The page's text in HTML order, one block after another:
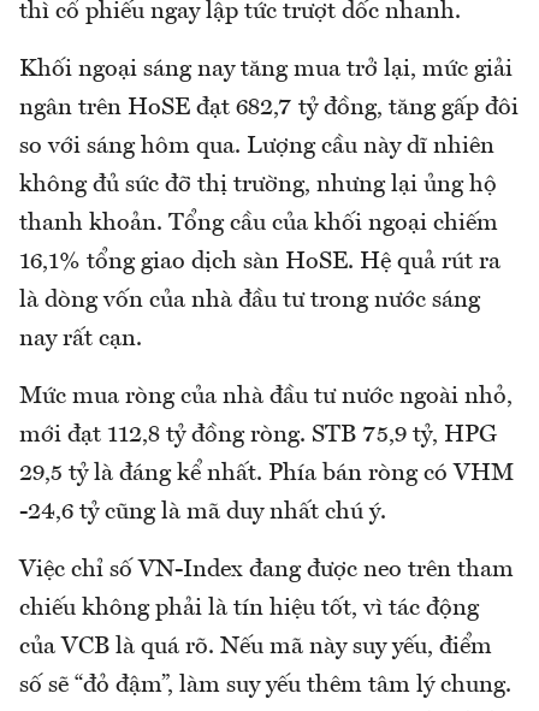
thì cổ phiếu ngay lập tức trượt dốc nhanh.
Khối ngoại sáng nay tăng mua trở lại, mức giải
ngân trên HoSE đạt 682,7 tỷ đồng, tăng gấp đôi
so với sáng hôm qua. Lượng cầu này dĩ nhiên
không đủ sức đỡ thị trường, nhưng lại ủng hộ
thanh khoản. Tổng cầu của khối ngoại chiếm
16,1% tổng giao dịch sàn HoSE. Hệ quả rút ra
là dòng vốn của nhà đầu tư trong nước sáng
nay rất cạn.
Mức mua ròng của nhà đầu tư nước ngoài nhỏ,
mới đạt 112,8 tỷ đồng ròng. STB 75,9 tỷ, HPG
29,5 tỷ là đáng kể nhất. Phía bán ròng có VHM
-24,6 tỷ cũng là mã duy nhất chú ý.
Việc chỉ số VN-Index đang được neo trên tham
chiếu không phải là tín hiệu tốt, vì tác động
của VCB là quá rõ. Nếu mã này suy yếu, điểm
số sẽ “đỏ đậm”, làm suy yếu thêm tâm lý chung.